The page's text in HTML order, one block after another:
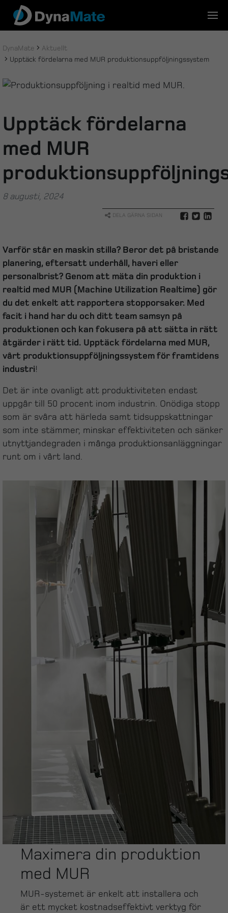
content
DynaMate
Aktuellt
Upptäck fördelarna med MUR produktionsuppföljningssystem
Upptäck fördelarna
med MUR
8 augusti, 2024
DELA GÄRNA SIDAN
Varför står en maskin stilla? Beror det på bristande
planering, eftersatt underhåll, haveri eller
personalbrist? Genom att mäta din produktion i
realtid med MUR (Machine Utilization Realtime) gör
du det enkelt att rapportera stopporsaker. Med
facit i hand har du och ditt team samsyn på
produktionen och kan fokusera på att sätta in rätt
åtgärder i rätt tid. Upptäck fördelarna med MUR,
vårt produktionsuppföljningssystem för framtidens
industri!
Det är inte ovanligt att produktiviteten endast
uppgår till 50 procent inom industrin. Onödiga stopp
som är svåra att härleda samt tidsuppskattningar
som inte stämmer, minskar effektiviteten och sänker
utnyttjandegraden i många produktionsanläggningar
runt om i vårt land.
Maximera din produktion
med MUR
MUR-systemet är enkelt att installera och
är ett mycket kostnadseffektivt verktyg för